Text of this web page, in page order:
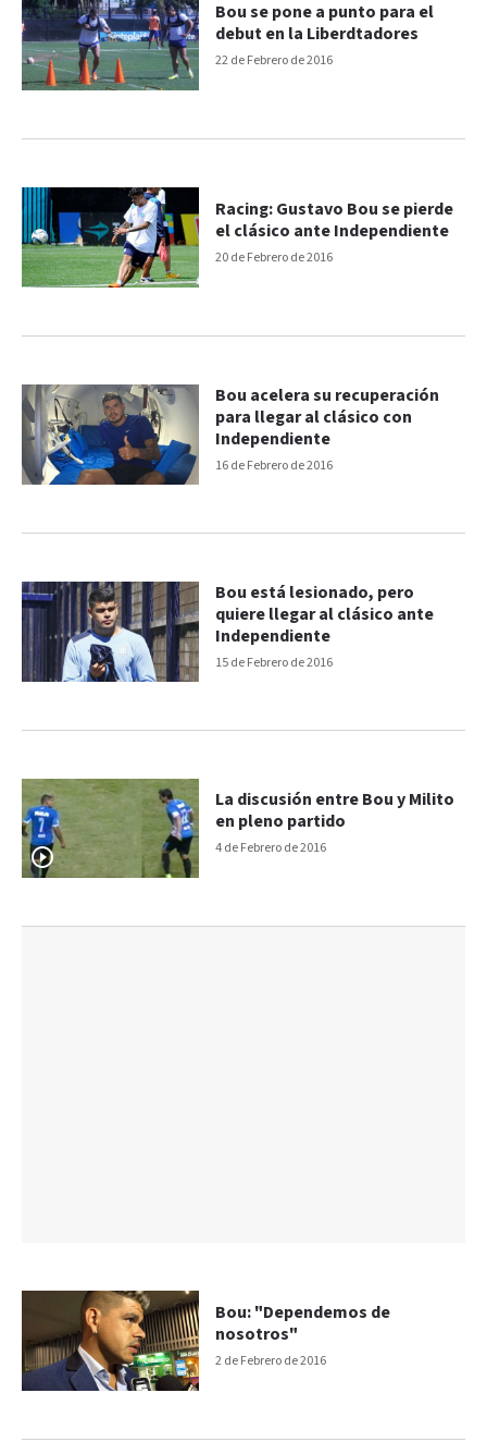
22 de Febrero de 2016
Bou se pone a punto para el
debut en la Liberdtadores
20 de Febrero de 2016
Racing: Gustavo Bou se pierde
el clásico ante Independiente
16 de Febrero de 2016
Bou acelera su recuperación
para llegar al clásico con
Independiente
15 de Febrero de 2016
Bou está lesionado, pero
quiere llegar al clásico ante
Independiente
4 de Febrero de 2016
La discusión entre Bou y Milito
en pleno partido
2 de Febrero de 2016
Bou: "Dependemos de
nosotros"